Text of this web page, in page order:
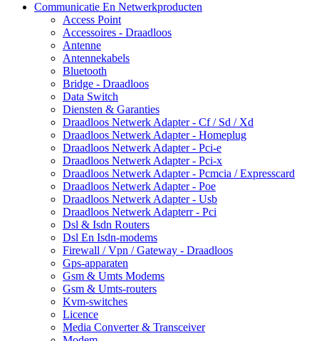
Communicatie En Netwerkproducten
Access Point
Accessoires - Draadloos
Antenne
Antennekabels
Bluetooth
Bridge - Draadloos
Data Switch
Diensten & Garanties
Draadloos Netwerk Adapter - Cf / Sd / Xd
Draadloos Netwerk Adapter - Homeplug
Draadloos Netwerk Adapter - Pci-e
Draadloos Netwerk Adapter - Pci-x
Draadloos Netwerk Adapter - Pcmcia / Expresscard
Draadloos Netwerk Adapter - Poe
Draadloos Netwerk Adapter - Usb
Draadloos Netwerk Adapterr - Pci
Dsl & Isdn Routers
Dsl En Isdn-modems
Firewall / Vpn / Gateway - Draadloos
Gps-apparaten
Gsm & Umts Modems
Gsm & Umts-routers
Kvm-switches
Licence
Media Converter & Transceiver